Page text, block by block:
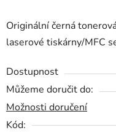
Originální černá
laserové tiskárny/MFC
Dostupnost
Můžeme doručit do:
Možnosti doručení
Kód: